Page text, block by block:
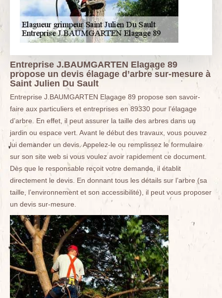
Entreprise J.BAUMGARTEN Elagage 89
propose un devis élagage d’arbre sur-mesure à
Saint Julien Du Sault
Entreprise J.BAUMGARTEN Elagage 89 propose son savoir-
faire aux particuliers et entreprises en 89330 pour l’élagage
d’arbre. En effet, il peut assurer la taille des arbres dans un
jardin ou espace vert. Avant le début des travaux, vous pouvez
lui demander un devis. Appelez-le ou remplissez le formulaire
sur son site web si vous voulez avoir rapidement ce document.
Dès que le responsable reçoit votre demande, il établit
directement le devis. En donnant tous les détails sur l’arbre (sa
taille, l’environnement et son accessibilité), il peut vous proposer
un devis sur-mesure.